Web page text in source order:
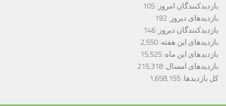
بازدیدکنندگان امروز: 105
بازدیدهای دیروز: 192
بازدیدکنندگان دیروز: 146
بازدیدهای این هفته: 2,550
بازدیدهای این ماه: 15,525
بازدیدهای امسال: 215,318
کل بازدیدها: 1,658,155